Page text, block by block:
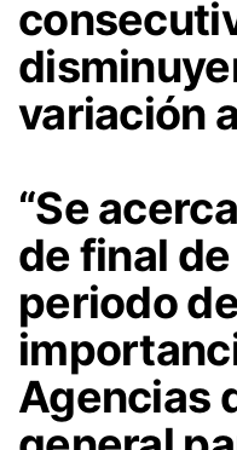
variación
“Se
de final
periodo
Agencias